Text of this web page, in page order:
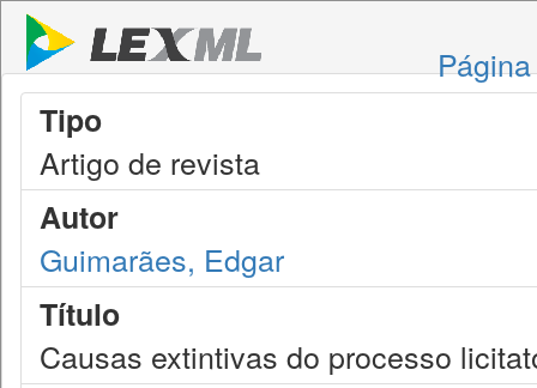
Tipo
Artigo de revista
Autor
Guimarães, Edgar
Título
Causas extintivas do processo